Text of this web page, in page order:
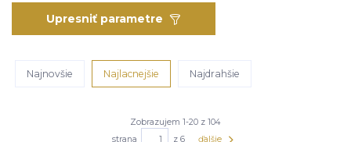
Upresniť parametre
Najnovšie Najlacnejšie Najdrahšie
Zobrazujem 1-20 z 104
strana
z 6 ďalšie